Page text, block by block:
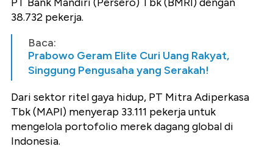
38.732 pekerja.
Baca:
Prabowo Geram Elite Curi Uang Rakyat,
Singgung Pengusaha yang Serakah!
Dari sektor ritel gaya hidup, PT Mitra Adiperkasa
Tbk (MAPI) menyerap 33.111 pekerja untuk
mengelola portofolio merek dagang global di
Indonesia.